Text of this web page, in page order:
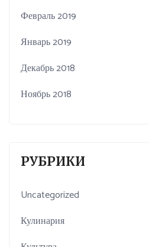
Февраль 2019
Январь 2019
Декабрь 2018
Ноябрь 2018
РУБРИКИ
Uncategorized
Кулинария